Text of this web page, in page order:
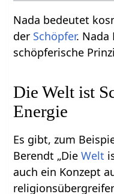
Nada bedeutet
der Schöpfer. Nada
schöpferische
Die Welt ist
Energie
Es gibt, zum
Berendt „DieWelt
auch ein Konzept